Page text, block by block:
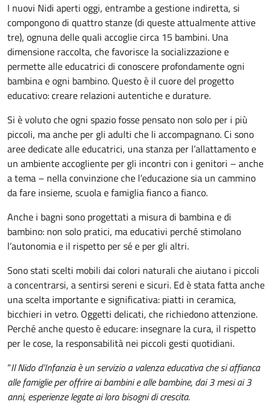
I nuovi Nidi aperti oggi, entrambe a gestione indiretta, si
compongono di quattro stanze (di queste attualmente attive
tre), ognuna delle quali accoglie circa 15 bambini. Una
dimensione raccolta, che favorisce la socializzazione e
permette alle educatrici di conoscere profondamente ogni
bambina e ogni bambino. Questo è il cuore del progetto
educativo: creare relazioni autentiche e durature.
Si è voluto che ogni spazio fosse pensato non solo per i più
piccoli, ma anche per gli adulti che li accompagnano. Ci sono
aree dedicate alle educatrici, una stanza per l’allattamento e
un ambiente accogliente per gli incontri con i genitori – anche
a tema – nella convinzione che l’educazione sia un cammino
da fare insieme, scuola e famiglia fianco a fianco.
Anche i bagni sono progettati a misura di bambina e di
bambino: non solo pratici, ma educativi perché stimolano
l’autonomia e il rispetto per sé e per gli altri.
Sono stati scelti mobili dai colori naturali che aiutano i piccoli
a concentrarsi, a sentirsi sereni e sicuri. Ed è stata fatta anche
una scelta importante e significativa: piatti in ceramica,
bicchieri in vetro. Oggetti delicati, che richiedono attenzione.
Perché anche questo è educare: insegnare la cura, il rispetto
per le cose, la responsabilità nei piccoli gesti quotidiani.
“Il Nido d’Infanzia è un servizio a valenza educativa che si affianca
alle famiglie per offrire ai bambini e alle bambine, dai 3 mesi ai 3
anni, esperienze legate ai loro bisogni di crescita.